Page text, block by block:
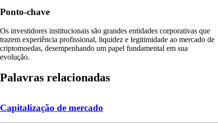
Ponto-chave
Os investidores institucionais são grandes entidades corporativas que
trazem experiência profissional, liquidez e legitimidade ao mercado de
criptomoedas, desempenhando um papel fundamental em sua
evolução.
Palavras relacionadas
Capitalização de mercado